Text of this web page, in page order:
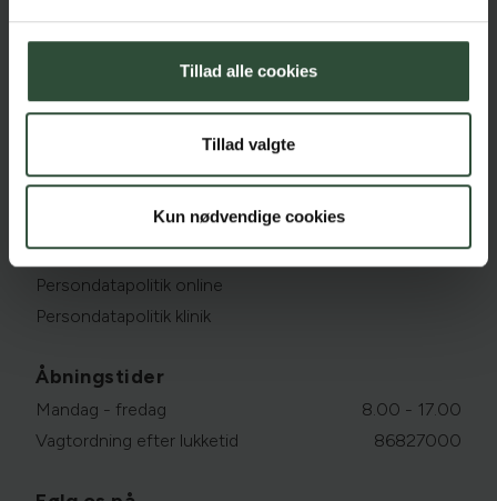
Tillad alle cookies
Tillad valgte
Kun nødvendige cookies
Brokbjergvej 6, 8600 Silkeborg
info@silkedyr.dk
Links
Cookiepolitik
Persondatapolitik online
Persondatapolitik klinik
Åbningstider
Mandag - fredag
8.00 - 17.00
Vagtordning efter lukketid
86827000